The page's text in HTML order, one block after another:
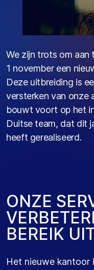
We zijn trots om aan
1 november een
Deze uitbreiding is
versterken van onze
bouwt voort op het
Duitse team, dat dit
heeft gerealiseerd.
ONZE SER
VERBETER
BEREIK UI
Het nieuwe kantoor